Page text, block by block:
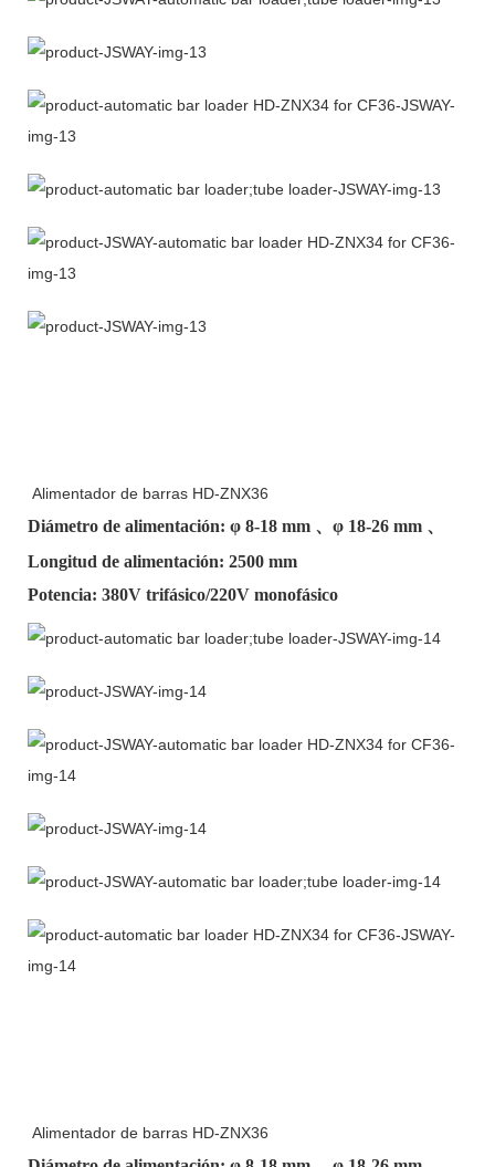
Alimentador de barras HD-ZNX36
Diámetro de alimentación: φ 8-18 mm 、φ 18-26 mm 、
Longitud de alimentación: 2500 mm
Potencia: 380V trifásico/220V monofásico
Alimentador de barras HD-ZNX36